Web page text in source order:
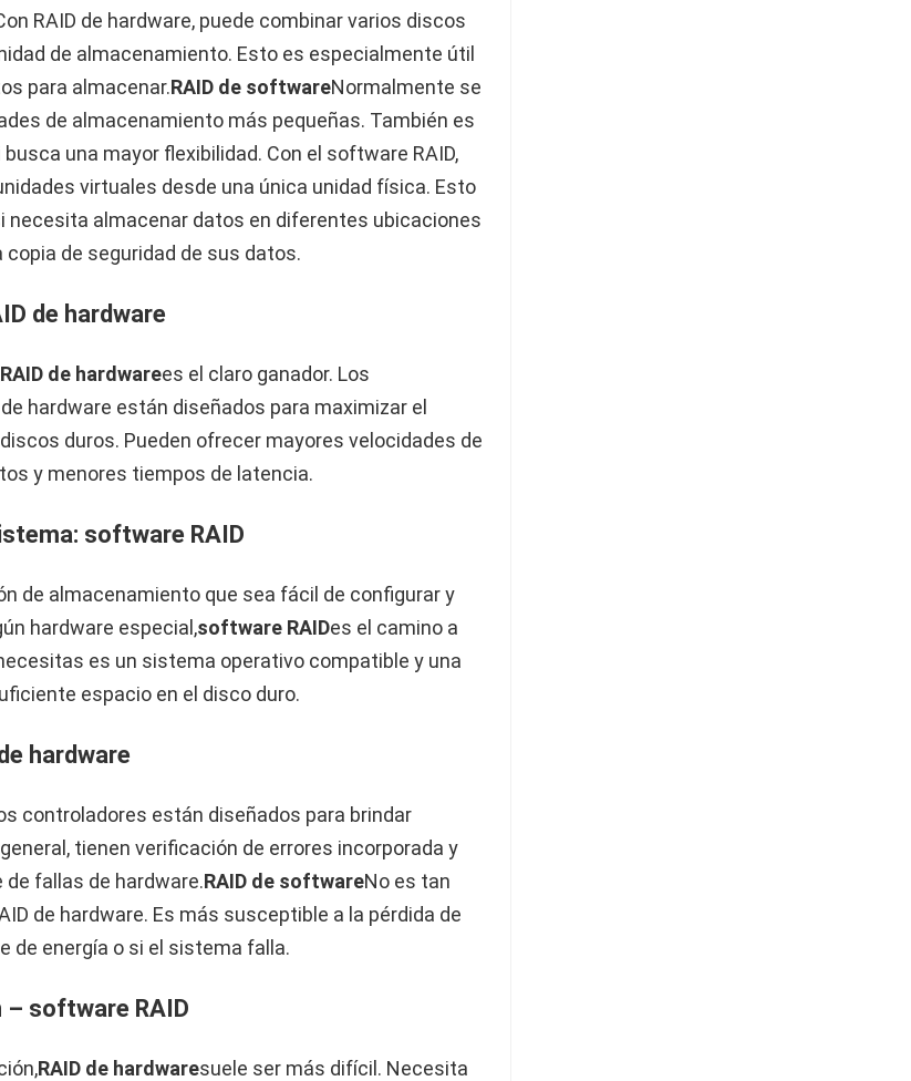
RAID de hardware, puede combinar varios discos
de almacenamiento. Esto es especialmente útil
para almacenar.RAID de softwareNormalmente se
de almacenamiento más pequeñas. También es
una mayor flexibilidad. Con el software RAID,
virtuales desde una única unidad física. Esto
necesita almacenar datos en diferentes ubicaciones
copia de seguridad de sus datos.
de hardware
RAID de hardwarees el claro ganador. Los
hardware están diseñados para maximizar el
duros. Pueden ofrecer mayores velocidades de
y menores tiempos de latencia.
software RAID
de almacenamiento que sea fácil de configurar y
hardware especial,software RAIDes el camino a
es un sistema operativo compatible y una
espacio en el disco duro.
hardware
controladores están diseñados para brindar
tienen verificación de errores incorporada y
fallas de hardware.RAID de softwareNo es tan
de hardware. Es más susceptible a la pérdida de
de energía o si el sistema falla.
software RAID
RAID de hardwaresuele ser más difícil. Necesita